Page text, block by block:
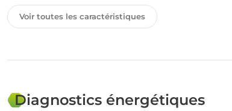
Surfaces annexes
Exposition EST Vue Panoramique
Voir toutes les caractéristiques
Diagnostics énergétiques